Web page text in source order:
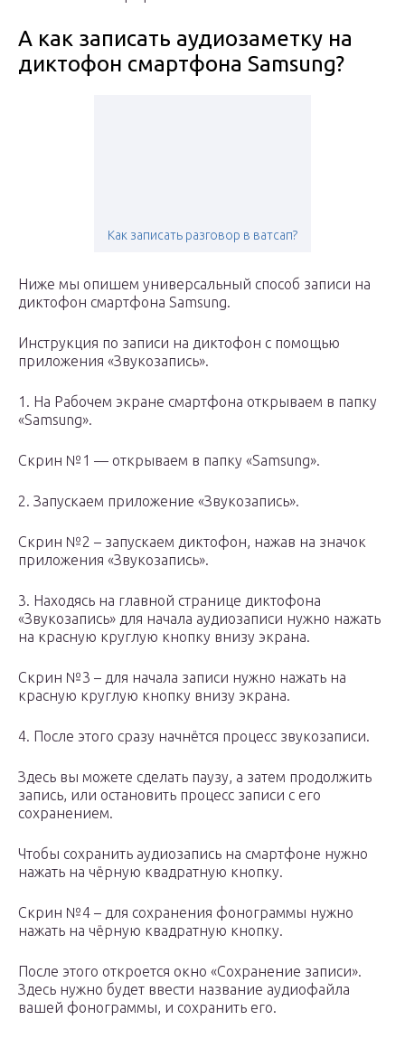
А как записать аудиозаметку на
диктофон смартфона Samsung?
Как записать разговор в ватсап?
Ниже мы опишем универсальный способ записи на
диктофон смартфона Samsung.
Инструкция по записи на диктофон с помощью
приложения «Звукозапись».
1. На Рабочем экране смартфона открываем в папку
«Samsung».
Скрин №1 — открываем в папку «Samsung».
2. Запускаем приложение «Звукозапись».
Скрин №2 – запускаем диктофон, нажав на значок
приложения «Звукозапись».
3. Находясь на главной странице диктофона
«Звукозапись» для начала аудиозаписи нужно нажать
на красную круглую кнопку внизу экрана.
Скрин №3 – для начала записи нужно нажать на
красную круглую кнопку внизу экрана.
4. После этого сразу начнётся процесс звукозаписи.
Здесь вы можете сделать паузу, а затем продолжить
запись, или остановить процесс записи с его
сохранением.
Чтобы сохранить аудиозапись на смартфоне нужно
нажать на чёрную квадратную кнопку.
Скрин №4 – для сохранения фонограммы нужно
нажать на чёрную квадратную кнопку.
После этого откроется окно «Сохранение записи».
Здесь нужно будет ввести название аудиофайла
вашей фонограммы, и сохранить его.